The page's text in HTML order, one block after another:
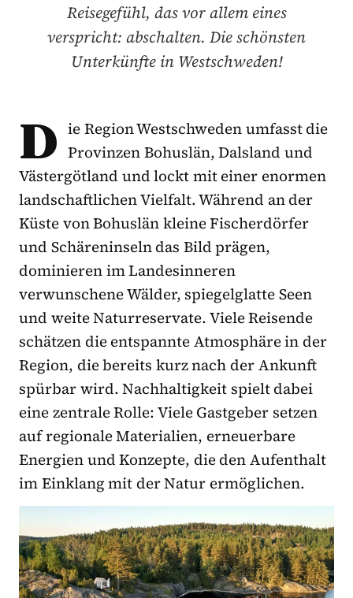
Reisegefühl, das vor allem eines
verspricht: abschalten. Die schönsten
Unterkünfte in Westschweden!
D ie Region Westschweden umfasst die
Provinzen Bohuslän, Dalsland und
Västergötland und lockt mit einer enormen
landschaftlichen Vielfalt. Während an der
Küste von Bohuslän kleine Fischerdörfer
und Schäreninseln das Bild prägen,
dominieren im Landesinneren
verwunschene Wälder, spiegelglatte Seen
und weite Naturreservate. Viele Reisende
schätzen die entspannte Atmosphäre in der
Region, die bereits kurz nach der Ankunft
spürbar wird. Nachhaltigkeit spielt dabei
eine zentrale Rolle: Viele Gastgeber setzen
auf regionale Materialien, erneuerbare
Energien und Konzepte, die den Aufenthalt
im Einklang mit der Natur ermöglichen.